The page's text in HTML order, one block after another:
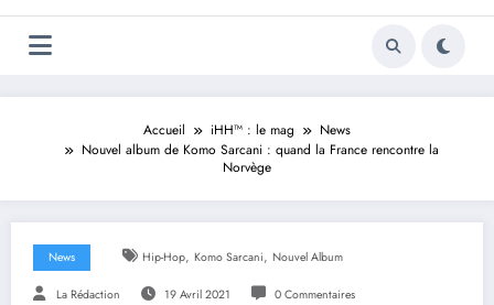
Accueil iHH™ : le mag
News
Nouvel album de Komo Sarcani : quand la France rencontre la
Norvège
News Hip-Hop, Komo Sarcani, Nouvel Album
La Rédaction 19 Avril 2021 0 Commentaires